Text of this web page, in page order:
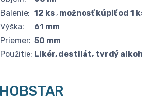
Balenie: 12 ks , možnosť kúpiť od 1
Výška:
61 mm
Priemer: 50 mm
Použitie: Likér, destilát, tvrdý
HOBSTAR